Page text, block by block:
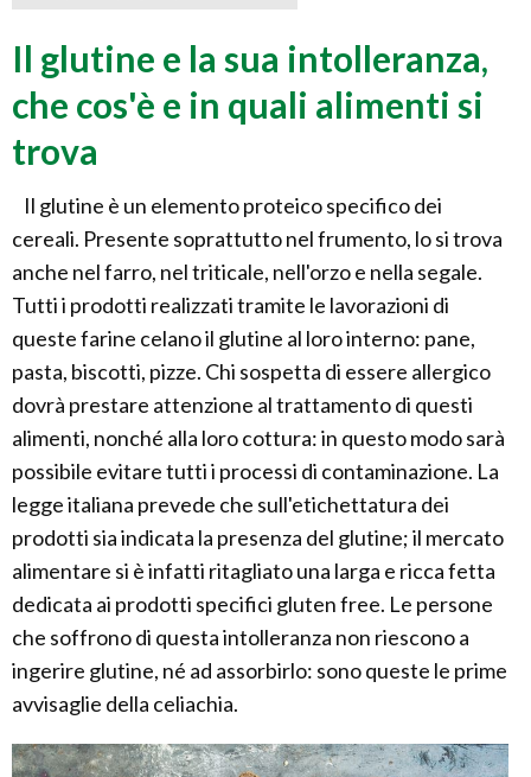
Il glutine e la sua intolleranza,
che cos'è e in quali alimenti si
trova
Il glutine è un elemento proteico specifico dei
cereali. Presente soprattutto nel frumento, lo si trova
anche nel farro, nel triticale, nell'orzo e nella segale.
Tutti i prodotti realizzati tramite le lavorazioni di
queste farine celano il glutine al loro interno: pane,
pasta, biscotti, pizze. Chi sospetta di essere allergico
dovrà prestare attenzione al trattamento di questi
alimenti, nonché alla loro cottura: in questo modo sarà
possibile evitare tutti i processi di contaminazione. La
legge italiana prevede che sull'etichettatura dei
prodotti sia indicata la presenza del glutine; il mercato
alimentare si è infatti ritagliato una larga e ricca fetta
dedicata ai prodotti specifici gluten free. Le persone
che soffrono di questa intolleranza non riescono a
ingerire glutine, né ad assorbirlo: sono queste le prime
avvisaglie della celiachia.